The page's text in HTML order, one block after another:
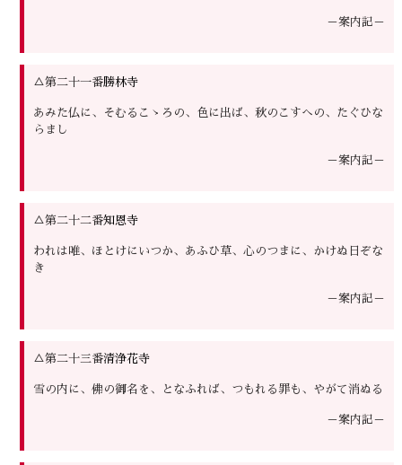
－案内記－
△第二十一番勝林寺
あみた仏に、そむるこゝろの、色に出ば、秋のこすへの、たぐひな
らまし
－案内記－
△第二十二番知恩寺
われは唯、ほとけにいつか、あふひ草、心のつまに、かけぬ日ぞな
き
－案内記－
△第二十三番清浄花寺
雪の内に、佛の御名を、となふれば、つもれる罪も、やがて消ぬる
－案内記－